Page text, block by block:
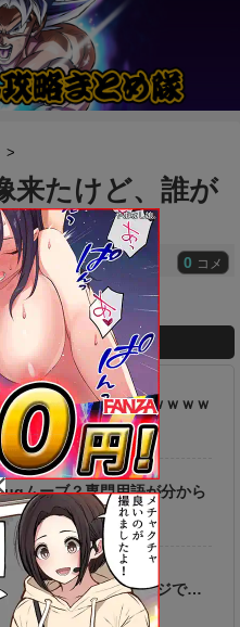
>
来たけど、誰が
0 コメ
●ち過ぎるんだけどｗｗｗｗ
ムーブ？専門用語が分から
の意図を聞きたいわマジで…